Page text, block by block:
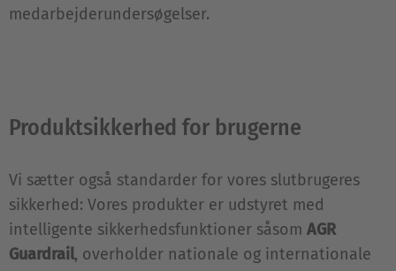
medarbejderundersøgelser.
Produktsikkerhed for brugerne
Vi sætter også standarder for vores slutbrugeres
sikkerhed: Vores produkter er udstyret med
intelligente sikkerhedsfunktioner såsom AGR
Guardrail, overholder nationale og internationale